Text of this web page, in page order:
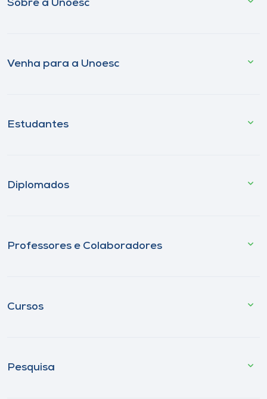
Sobre a Unoesc
Venha para a Unoesc
Estudantes
Diplomados
Professores e Colaboradores
Cursos
Pesquisa